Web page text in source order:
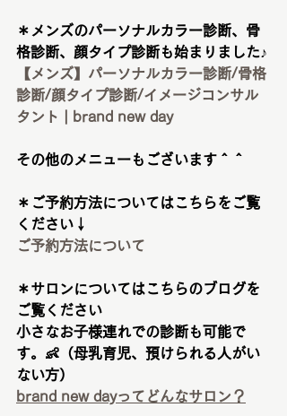
＊メンズのパーソナルカラー診断、骨
格診断、顔タイプ診断も始まりました♪
【メンズ】パーソナルカラー診断/骨格
診断/顔タイプ診断/イメージコンサル
タント | brand new day
その他のメニューもございます＾＾
＊ご予約方法についてはこちらをご覧
ください↓
ご予約方法について
＊サロンについてはこちらのブログを
ご覧ください
小さなお子様連れでの診断も可能で
す。👶（母乳育児、預けられる人がい
ない方）
brand new dayってどんなサロン？